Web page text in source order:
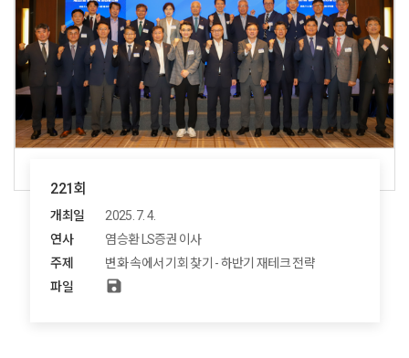
221회
개최일
2025. 7. 4.
연사
염승환 LS증권 이사
주제
변화 속에서 기회 찾기 - 하반기 재테크 전략
파일
save